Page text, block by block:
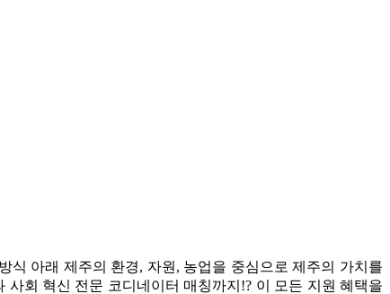
식 아래 제주의 환경, 자원, 농업을 중심으로 제주의 가치를
회 혁신 전문 코디네이터 매칭까지!? 이 모든 지원 혜택을